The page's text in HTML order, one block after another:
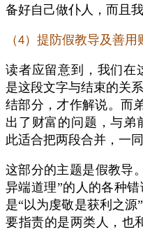
备好自己做仆人，而且
（4）提防假教导及善用
读者应留意到，我们在
是这段文字与结束的关
结部分，才作解说。而
出了财富的问题，与弟
此适合把两段合并，一同
这部分的主题是假教导
异端道理”的人的各种
是“以为虔敬是获利之
要指责的是两类人，也